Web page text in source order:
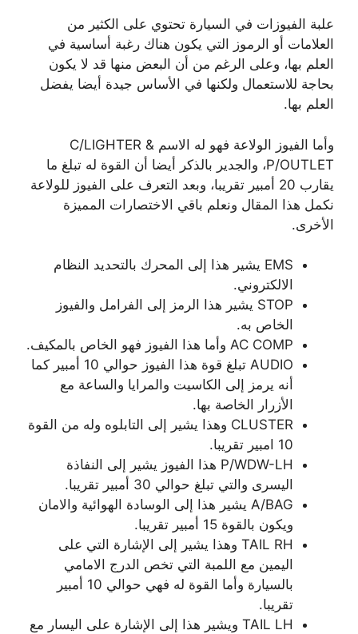
علبة الفيوزات في السيارة تحتوي على الكثير من
العلامات أو الرموز التي يكون هناك رغبة أساسية في
العلم بها، وعلى الرغم من أن البعض منها قد لا يكون
بحاجة للاستعمال ولكنها في الأساس جيدة أيضا يفضل
العلم بها.
وأما الفيوز الولاعة فهو له الاسم C/LIGHTER &
P/OUTLET، والجدير بالذكر أيضا أن القوة له تبلغ ما
يقارب 20 أمبير تقريبا، وبعد التعرف على الفيوز للولاعة
نكمل هذا المقال ونعلم باقي الاختصارات المميزة
الأخرى.
EMS يشير هذا إلى المحرك بالتحديد النظام
الالكتروني.
STOP يشير هذا الرمز إلى الفرامل والفيوز
الخاص به.
AC COMP وأما هذا الفيوز فهو الخاص بالمكيف.
AUDIO تبلغ قوة هذا الفيوز حوالي 10 أمبير كما
أنه يرمز إلى الكاسيت والمرايا والساعة مع
الأزرار الخاصة بها.
CLUSTER وهذا يشير إلى التابلوه وله من القوة
10 امبير تقريبا.
P/WDW-LH هذا الفيوز يشير إلى النفاذة
اليسرى والتي تبلغ حوالي 30 أمبير تقريبا.
A/BAG يشير هذا إلى الوسادة الهوائية والامان
ويكون بالقوة 15 أمبير تقريبا.
TAIL RH وهذا يشير إلى الإشارة التي على
اليمين مع اللمبة التي تخص الدرج الامامي
بالسيارة وأما القوة له فهي حوالي 10 أمبير
تقريبا.
TAIL LH ويشير هذا إلى الإشارة على اليسار مع